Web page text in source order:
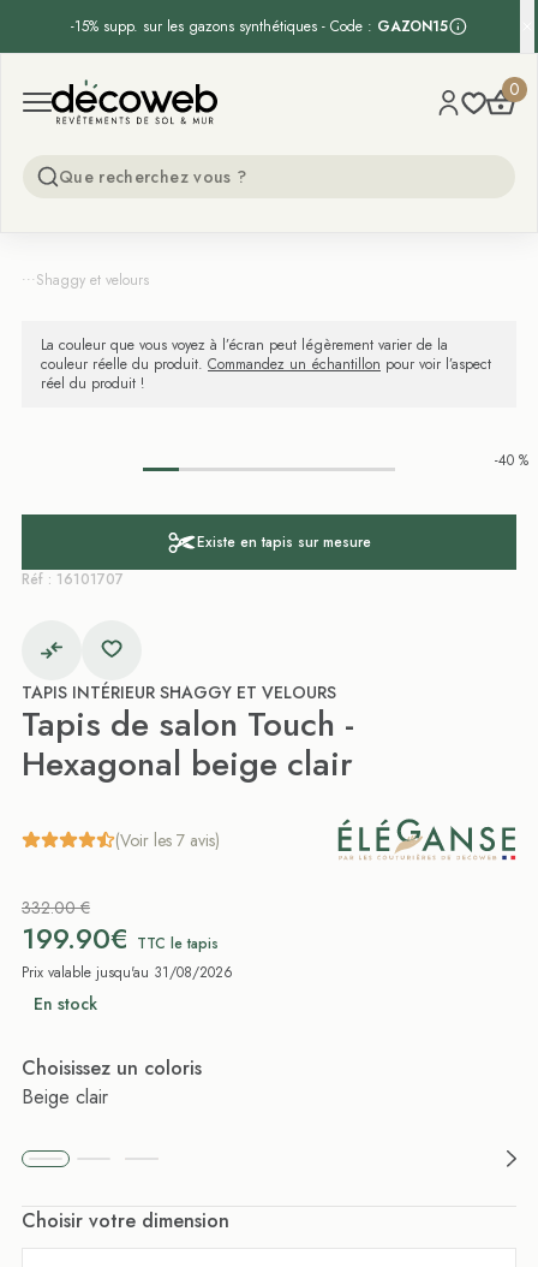
-15% supp. sur les gazons synthétiques - Code : GAZON15
Open menu
Decoweb 0
...Shaggy et velours
La couleur que vous voyez à l’écran peut légèrement varier de la
couleur réelle du produit. Commandez un échantillon pour voir l’aspect
réel du produit !
-40 %
Existe en tapis sur mesure
Réf : 16101707
TAPIS INTÉRIEUR SHAGGY ET VELOURS
Tapis de salon Touch -
Hexagonal beige clair
(Voir les 7 avis)
332.00 €
199.90€ TTC le tapis
Prix valable jusqu'au 31/08/2026
En stock
Choisissez un coloris
Beige clair
Choisir votre dimension